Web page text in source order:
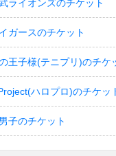
ライオンズのチケット
ガースのチケット
王子様(テニプリ)のチケ
ハロプロ)のチケッ
子のチケット